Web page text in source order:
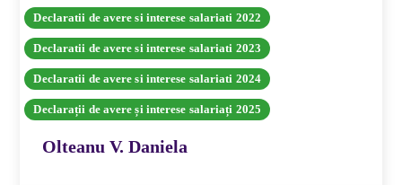
Declaratii de avere si interese salariati 2022
Declaratii de avere si interese salariati 2023
Declaratii de avere si interese salariati 2024
Declarații de avere și interese salariați 2025
Olteanu V. Daniela